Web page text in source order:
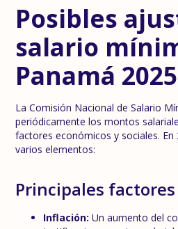
Posibles
salario
Panamá 2025
La Comisión Nacional de Salario
periódicamente los montos
factores económicos y sociales. En
varios elementos:
Principales
Inflación: Un aumento del